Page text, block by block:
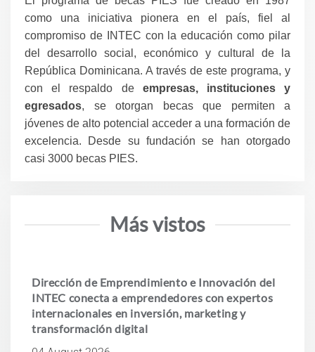
como una iniciativa pionera en el país, fiel al
compromiso de INTEC con la educación como pilar
del desarrollo social, económico y cultural de la
República Dominicana. A través de este programa, y
con el respaldo de empresas, instituciones y
egresados, se otorgan becas que permiten a
jóvenes de alto potencial acceder a una formación de
excelencia. Desde su fundación se han otorgado
casi 3000 becas PIES.
Más vistos
Dirección de Emprendimiento e Innovación del
INTEC conecta a emprendedores con expertos
internacionales en inversión, marketing y
transformación digital